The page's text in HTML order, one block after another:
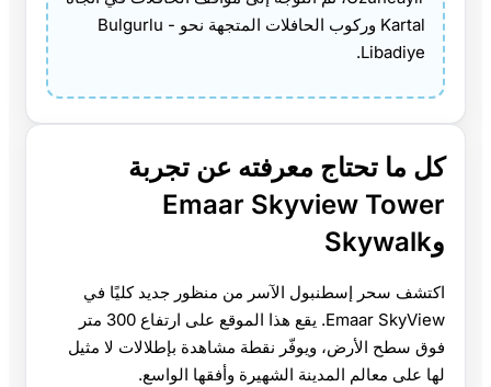
Kartal وركوب الحافلات المتجهة نحو Bulgurlu -
Libadiye.
كل ما تحتاج معرفته عن تجربة
Emaar Skyview Tower
وSkywalk
اكتشف سحر إسطنبول الآسر من منظور جديد كليًا في
Emaar SkyView. يقع هذا الموقع على ارتفاع 300 متر
فوق سطح الأرض، ويوفّر نقطة مشاهدة بإطلالات لا مثيل
لها على معالم المدينة الشهيرة وأفقها الواسع.